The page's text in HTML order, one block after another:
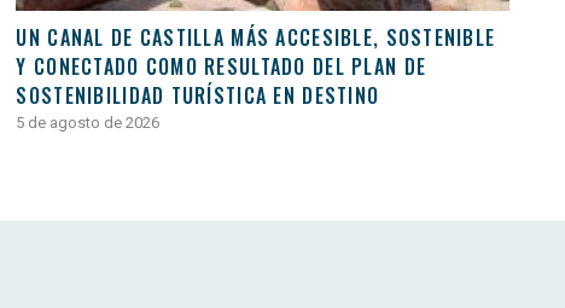
UN CANAL DE CASTILLA MÁS ACCESIBLE, SOSTENIBLE
Y CONECTADO COMO RESULTADO DEL PLAN DE
SOSTENIBILIDAD TURÍSTICA EN DESTINO
5 de agosto de 2026